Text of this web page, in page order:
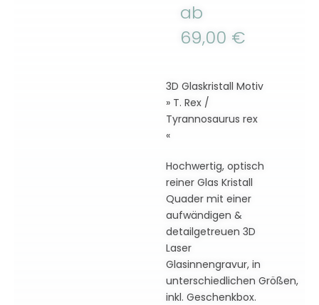
ab
69,00 €
3D Glaskristall Motiv
» T. Rex /
Tyrannosaurus rex
«
Hochwertig, optisch
reiner Glas Kristall
Quader mit einer
aufwändigen &
detailgetreuen 3D
Laser
Glasinnengravur, in
unterschiedlichen Größen,
inkl. Geschenkbox.